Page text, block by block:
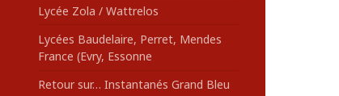
Lycée Zola / Wattrelos
Lycées Baudelaire, Perret, Mendes
France (Evry, Essonne
Retour sur… Instantanés Grand Bleu